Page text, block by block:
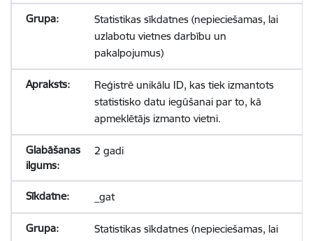
Statistikas sīkdatnes (nepieciešamas, lai
uzlabotu vietnes darbību un
pakalpojumus)
Reģistrē unikālu ID, kas tiek izmantots
statistisko datu iegūšanai par to, kā
apmeklētājs izmanto vietni.
2 gadi
_gat
Statistikas sīkdatnes (nepieciešamas, lai